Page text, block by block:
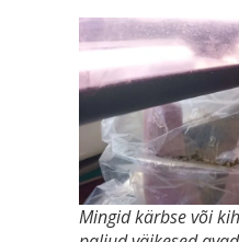
Mingid kärbse või